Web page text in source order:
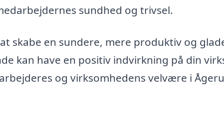
sundhed og trivsel.
skabe en sundere, mere produktiv og
kan have en positiv indvirkning på din
og virksomhedens velvære i